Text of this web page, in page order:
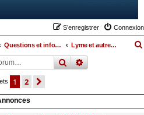
Connexion
S’enregistrer
Questions et informations médicales relatives à la maladie de Lyme et les maladies vectorielles à tiques Lyme et autres maladies
rechercher
recherche
1 2